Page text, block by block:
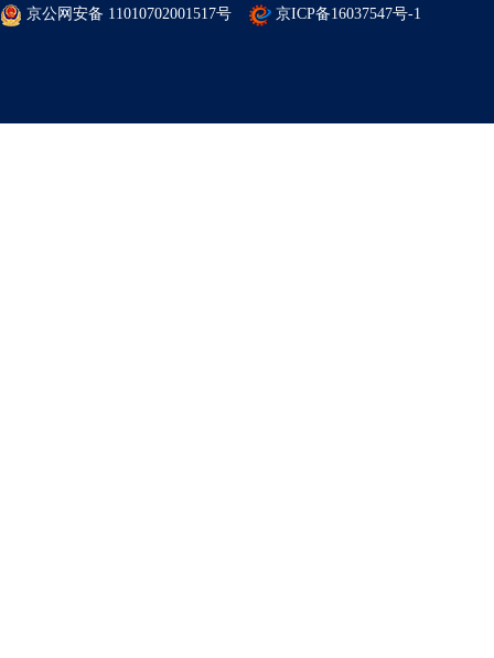
京公网安备 11010702001517号 京ICP备16037547号-1